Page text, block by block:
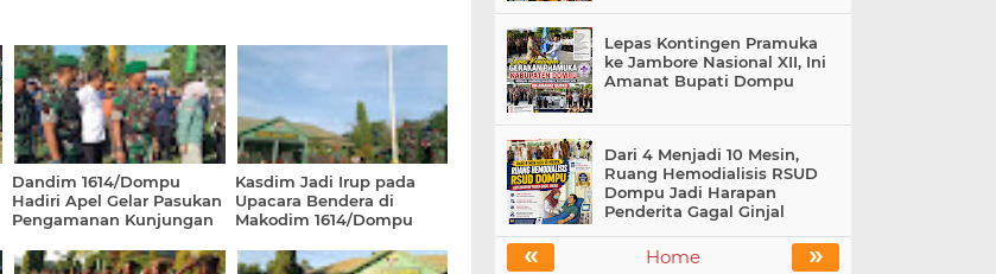
Dandim 1614/Dompu
Hadiri Apel Gelar Pasukan
Pengamanan Kunjungan
Sumbawa
Kasdim Jadi Irup pada
Upacara Bendera di
Makodim 1614/Dompu
Lepas Kontingen Pramuka
ke Jambore Nasional XII, Ini
Amanat Bupati Dompu
Dari 4 Menjadi 10 Mesin,
Ruang Hemodialisis RSUD
Dompu Jadi Harapan
Penderita Gagal Ginjal
« »
Home